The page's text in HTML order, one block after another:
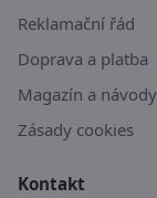
Reklamační řád
Doprava a platba
Magazín a návody
Zásady cookies
Kontakt